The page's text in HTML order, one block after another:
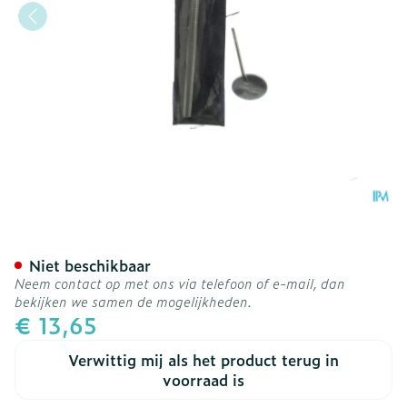
€ 13,65
Verwittig mij als het product terug in
voorraad is
Niet beschikbaar
Neem contact op met ons via telefoon of e-mail, dan
bekijken we samen de mogelijkheden.